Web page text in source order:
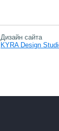
Дизайн сайта
KYRA Design